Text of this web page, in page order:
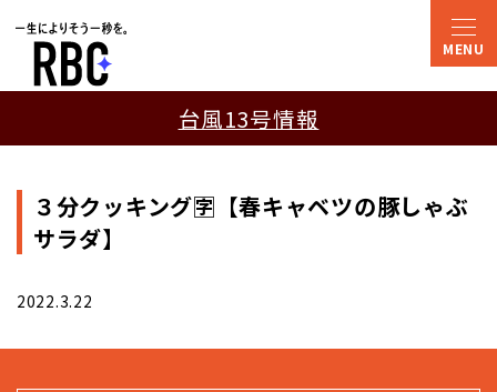
台風13号情報
３分クッキング🈑【春キャベツの豚しゃぶ
サラダ】
2022.3.22